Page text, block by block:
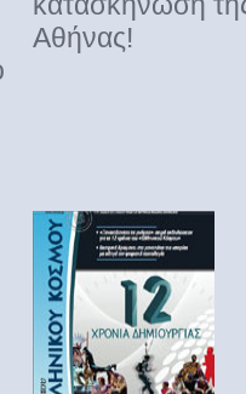
Αθήνας!